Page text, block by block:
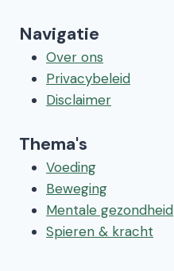
Navigatie
Over ons
Privacybeleid
Disclaimer
Thema's
Voeding
Beweging
Mentale gezondheid
Spieren & kracht